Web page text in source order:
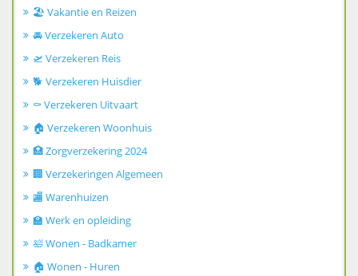
🏖️ Vakantie en Reizen
🚘 Verzekeren Auto
🛫 Verzekeren Reis
🐕 Verzekeren Huisdier
⚰️ Verzekeren Uitvaart
🏠 Verzekeren Woonhuis
🏥 Zorgverzekering 2024
🏢 Verzekeringen Algemeen
🏬 Warenhuizen
🏫 Werk en opleiding
🛀 Wonen - Badkamer
🏠 Wonen - Huren